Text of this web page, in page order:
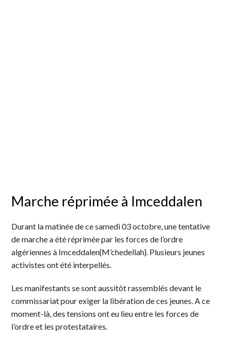
Marche réprimée à Imceddalen
Durant la matinée de ce samedi 03 octobre, une tentative
de marche a été réprimée par les forces de l’ordre
algériennes à Imceddalen{M’chedellah}. Plusieurs jeunes
activistes ont été interpellés.
Les manifestants se sont aussitôt rassemblés devant le
commissariat pour exiger la libération de ces jeunes. A ce
moment-là, des tensions ont eu lieu entre les forces de
l’ordre et les protestataires.